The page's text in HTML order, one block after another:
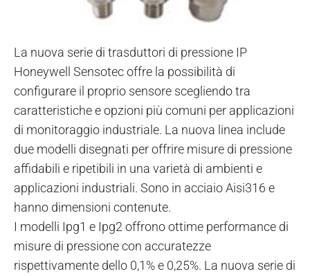
La nuova serie di trasduttori di pressione IP
Honeywell Sensotec offre la possibilità di
configurare il proprio sensore scegliendo tra
caratteristiche e opzioni più comuni per applicazioni
di monitoraggio industriale. La nuova linea include
due modelli disegnati per offrire misure di pressione
affidabili e ripetibili in una varietà di ambienti e
applicazioni industriali. Sono in acciaio Aisi316 e
hanno dimensioni contenute.
I modelli Ipg1 e Ipg2 offrono ottime performance di
misure di pressione con accuratezze
rispettivamente dello 0,1% e 0,25%. La nuova serie di